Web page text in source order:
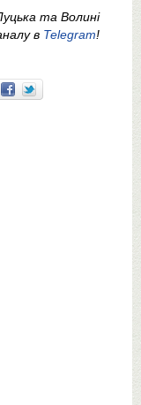
та Волині
в Telegram!